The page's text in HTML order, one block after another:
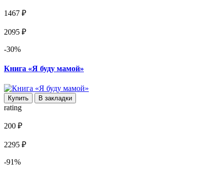
1467 ₽
2095 ₽
-30%
Книга «Я буду мамой»
Купить В закладки
rating
200 ₽
2295 ₽
-91%